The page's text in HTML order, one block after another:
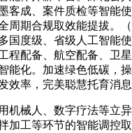
客成、案件质检等智能
周期合规取效能提拔。
国度级、省级人工智能
程配备、航空配备、卫
能化。加速绿色低碳，
效率，完美聪慧托育消息
械人、数字疗法等立异
加工等环节的智能调控